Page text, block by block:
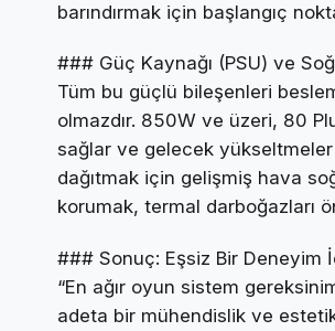
barındırmak için başlangıç
### Güç Kaynağı (PSU) ve
Tüm bu güçlü bileşenleri
olmazdır. 850W ve üzeri, 80
sağlar ve gelecek yükseltmeler
dağıtmak için gelişmiş hava
korumak, termal darboğazları
### Sonuç: Eşsiz Bir Deneyim
“En ağır oyun sistem
adeta bir mühendislik ve